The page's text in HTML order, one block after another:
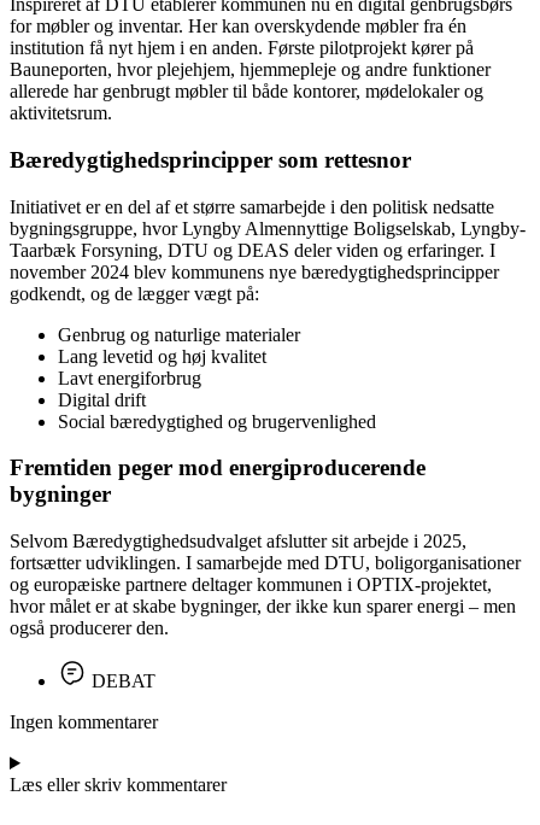
Inspireret af DTU etablerer kommunen nu en digital genbrugsbørs
for møbler og inventar. Her kan overskydende møbler fra én
institution få nyt hjem i en anden. Første pilotprojekt kører på
Bauneporten, hvor plejehjem, hjemmepleje og andre funktioner
allerede har genbrugt møbler til både kontorer, mødelokaler og
aktivitetsrum.
Bæredygtighedsprincipper som rettesnor
Initiativet er en del af et større samarbejde i den politisk nedsatte
bygningsgruppe, hvor Lyngby Almennyttige Boligselskab, Lyngby-
Taarbæk Forsyning, DTU og DEAS deler viden og erfaringer. I
november 2024 blev kommunens nye bæredygtighedsprincipper
godkendt, og de lægger vægt på:
Genbrug og naturlige materialer
Lang levetid og høj kvalitet
Lavt energiforbrug
Digital drift
Social bæredygtighed og brugervenlighed
Fremtiden peger mod energiproducerende
bygninger
Selvom Bæredygtighedsudvalget afslutter sit arbejde i 2025,
fortsætter udviklingen. I samarbejde med DTU, boligorganisationer
og europæiske partnere deltager kommunen i OPTIX-projektet,
hvor målet er at skabe bygninger, der ikke kun sparer energi – men
også producerer den.
DEBAT
Ingen kommentarer
Læs eller skriv kommentarer